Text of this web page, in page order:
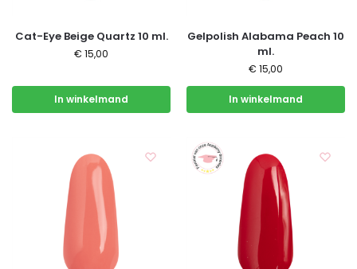
Cat-Eye Beige Quartz 10 ml.
€ 15,00
In winkelmand
Gelpolish Alabama Peach 10
ml.
€ 15,00
In winkelmand